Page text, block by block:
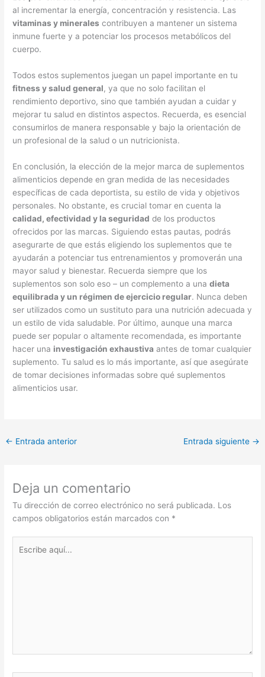
al incrementar la energía, concentración y resistencia. Las
vitaminas y minerales contribuyen a mantener un sistema
inmune fuerte y a potenciar los procesos metabólicos del
cuerpo.
Todos estos suplementos juegan un papel importante en tu
fitness y salud general, ya que no solo facilitan el
rendimiento deportivo, sino que también ayudan a cuidar y
mejorar tu salud en distintos aspectos. Recuerda, es esencial
consumirlos de manera responsable y bajo la orientación de
un profesional de la salud o un nutricionista.
En conclusión, la elección de la mejor marca de suplementos
alimenticios depende en gran medida de las necesidades
específicas de cada deportista, su estilo de vida y objetivos
personales. No obstante, es crucial tomar en cuenta la
calidad, efectividad y la seguridad de los productos
ofrecidos por las marcas. Siguiendo estas pautas, podrás
asegurarte de que estás eligiendo los suplementos que te
ayudarán a potenciar tus entrenamientos y promoverán una
mayor salud y bienestar. Recuerda siempre que los
suplementos son solo eso – un complemento a unadieta
equilibrada y un régimen de ejercicio regular. Nunca deben
ser utilizados como un sustituto para una nutrición adecuada y
un estilo de vida saludable. Por último, aunque una marca
puede ser popular o altamente recomendada, es importante
hacer una investigación exhaustiva antes de tomar cualquier
suplemento. Tu salud es lo más importante, así que asegúrate
de tomar decisiones informadas sobre qué suplementos
alimenticios usar.
← Entrada anterior Entrada siguiente →
Deja un comentario
Tu dirección de correo electrónico no será publicada. Los
campos obligatorios están marcados con *
aquí...